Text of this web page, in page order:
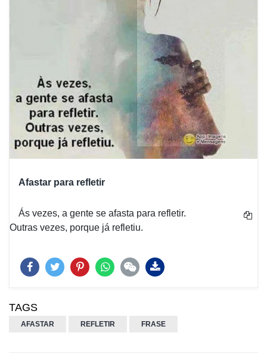
Afastar para refletir
Ás vezes, a gente se afasta para refletir.
Outras vezes, porque já refletiu.
TAGS
AFASTAR REFLETIR FRASE